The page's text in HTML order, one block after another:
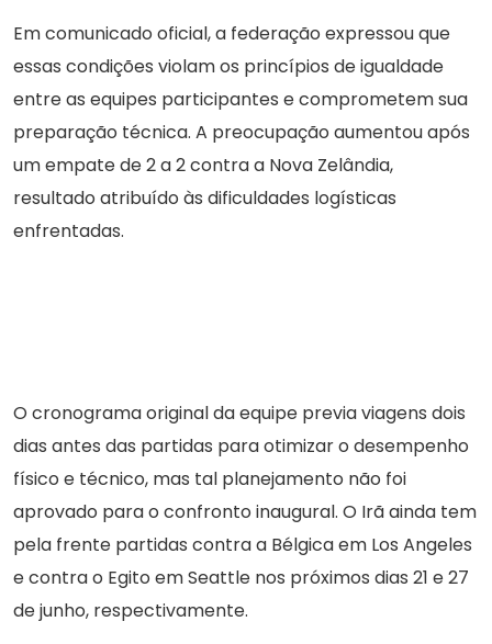
Em comunicado oficial, a federação expressou que
essas condições violam os princípios de igualdade
entre as equipes participantes e comprometem sua
preparação técnica. A preocupação aumentou após
um empate de 2 a 2 contra a Nova Zelândia,
resultado atribuído às dificuldades logísticas
enfrentadas.
O cronograma original da equipe previa viagens dois
dias antes das partidas para otimizar o desempenho
físico e técnico, mas tal planejamento não foi
aprovado para o confronto inaugural. O Irã ainda tem
pela frente partidas contra a Bélgica em Los Angeles
e contra o Egito em Seattle nos próximos dias 21 e 27
de junho, respectivamente.